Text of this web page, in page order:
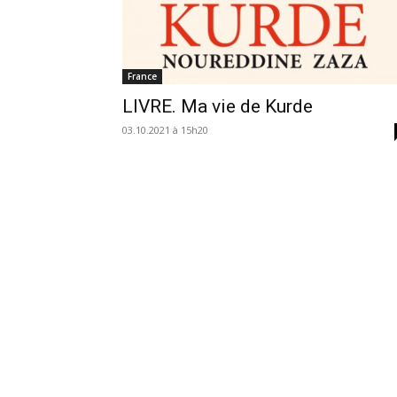
France
LIVRE. Ma vie de Kurde
03.10.2021 à 15h20